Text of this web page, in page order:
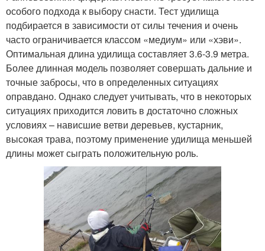
особого подхода к выбору снасти. Тест удилища
подбирается в зависимости от силы течения и очень
часто ограничивается классом «медиум» или «хэви».
Оптимальная длина удилища составляет 3.6-3.9 метра.
Более длинная модель позволяет совершать дальние и
точные забросы, что в определенных ситуациях
оправдано. Однако следует учитывать, что в некоторых
ситуациях приходится ловить в достаточно сложных
условиях – нависшие ветви деревьев, кустарник,
высокая трава, поэтому применение удилища меньшей
длины может сыграть положительную роль.